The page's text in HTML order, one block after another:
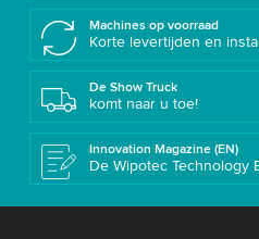
Machines op voorraad
Korte levertijden en
De Show Truck
komt naar u toe!
Innovation Magazine (EN)
De Wipotec Technology